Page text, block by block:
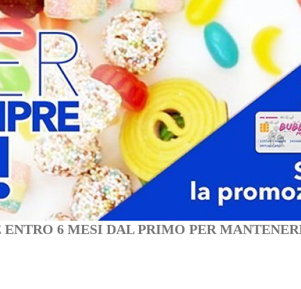
ENTRO 6 MESI DAL PRIMO PER